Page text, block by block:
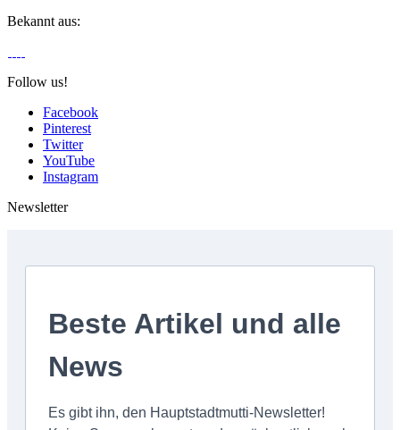
Bekannt aus:
Follow us!
Facebook
Pinterest
Twitter
YouTube
Instagram
Newsletter